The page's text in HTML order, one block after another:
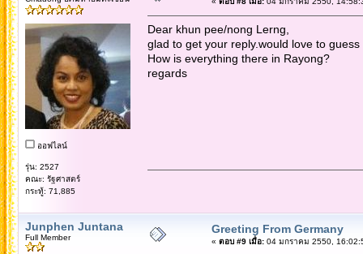
ออฟไลน์
รุ่น: 2527
คณะ: รัฐศาสตร์
กระทู้: 71,885
Dear khun pee/nong Lerng,
glad to get your reply.would love to
How is everything there in Rayong?
regards
Junphen Juntana
Full Member
Greeting From Germany
« ตอบ #9 เมื่อ:04 มกราคม 2550,